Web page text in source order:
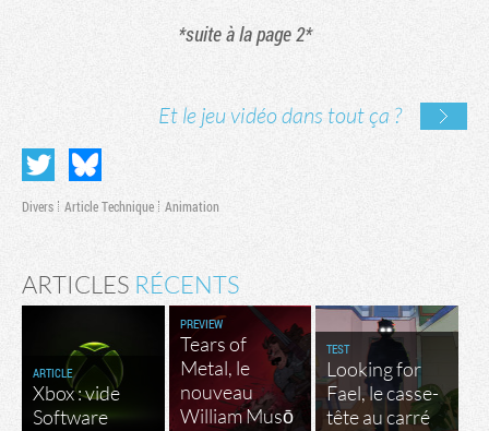
*suite à la page 2*
Et le jeu vidéo dans tout ça ?
Divers Article Technique Animation
ARTICLES RÉCENTS
ARTICLE
Xbox : vide
Software
PREVIEW
Tears of
Metal, le
nouveau
William Musō
TEST
Looking for
Fael, le casse-
tête au carré